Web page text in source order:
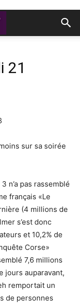
21
sur sa soirée
n’a pas rassemblé
français «Le
(4 millions de
s’est donc
et 10,2% de
Corse»
7,6 millions
jours auparavant,
remportait un
de personnes